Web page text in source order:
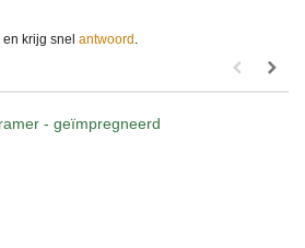
krijg snel antwoord
- geïmpregneerd